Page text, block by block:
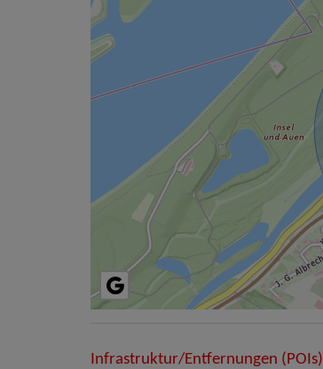
Infrastruktur/Entfernungen (POIs)